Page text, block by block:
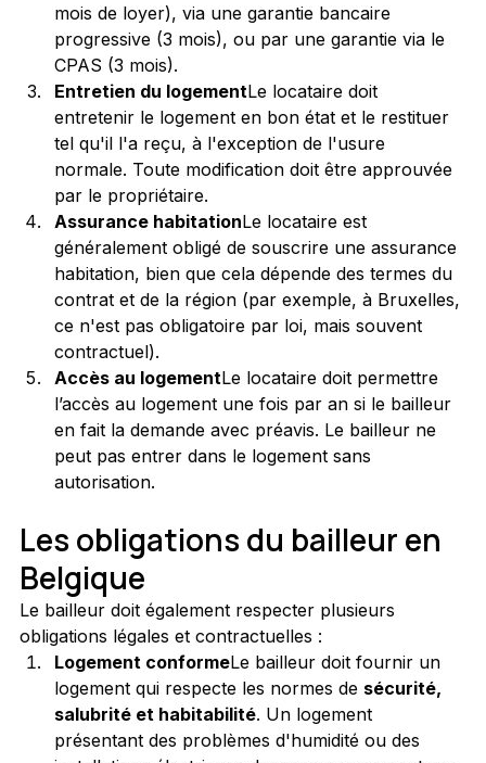
mois de loyer), via une garantie bancaire
progressive (3 mois), ou par une garantie via le
CPAS (3 mois).
Entretien du logementLe locataire doit
entretenir le logement en bon état et le restituer
tel qu'il l'a reçu, à l'exception de l'usure
normale. Toute modification doit être approuvée
par le propriétaire.
Assurance habitationLe locataire est
généralement obligé de souscrire une assurance
habitation, bien que cela dépende des termes du
contrat et de la région (par exemple, à Bruxelles,
ce n'est pas obligatoire par loi, mais souvent
contractuel).
Accès au logementLe locataire doit permettre
l’accès au logement une fois par an si le bailleur
en fait la demande avec préavis. Le bailleur ne
peut pas entrer dans le logement sans
autorisation.
Les obligations du bailleur en
Belgique
Le bailleur doit également respecter plusieurs
obligations légales et contractuelles :
Logement conformeLe bailleur doit fournir un
logement qui respecte les normes de sécurité,
salubrité et habitabilité. Un logement
présentant des problèmes d'humidité ou des